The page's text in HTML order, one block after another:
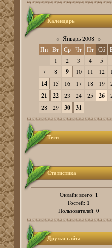
Календарь
« Январь 2008 »
Пн Вт Ср Чт Пт Сб
1 2 3 4 5
7
8 9 10 11 12
14 15 16 17 18 19
21 22 23 24 25 26
28
29 30 31
Теги
Статистика
Онлайн всего: 1
Гостей: 1
Пользователей: 0
Друзья сайта